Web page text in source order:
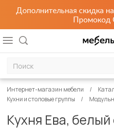
Дополнительная скидка
Промокод
Интернет-магазин мебели
Кухни и столовые группы
Кухня Ева,